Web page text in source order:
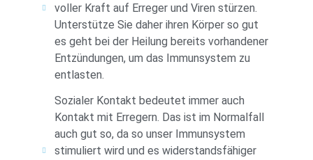
voller Kraft auf Erreger und Viren stürzen.
Unterstütze Sie daher ihren Körper so gut
es geht bei der Heilung bereits vorhandener
Entzündungen, um das Immunsystem zu
entlasten.
Sozialer Kontakt bedeutet immer auch
Kontakt mit Erregern. Das ist im Normalfall
auch gut so, da so unser Immunsystem
stimuliert wird und es widerstandsfähiger